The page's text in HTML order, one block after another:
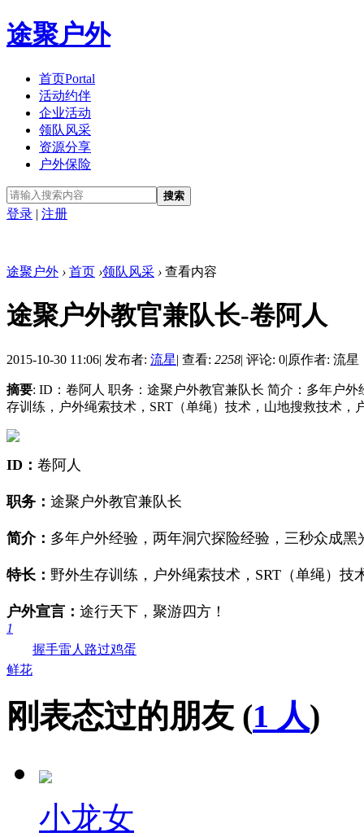
途聚户外
首页Portal
活动约伴
企业活动
领队风采
资源分享
户外保险
搜索
登录 | 注册
途聚户外 › 首页 ›领队风采 › 查看内容
途聚户外教官兼队长-卷阿人
2015-10-30 11:06| 发布者: 流星| 查看: 2258| 评论: 0|原作者: 流星
摘要: ID：卷阿人 职务：途聚户外教官兼队长 简介：多年户
存训练，户外绳索技术，SRT（单绳）技术，山地搜救技术，
ID： 卷阿人
职务： 途聚户外教官兼队长
简介： 多年户外经验，两年洞穴探险经验，三秒众成黑
特长： 野外生存训练，户外绳索技术，SRT（单绳）技
户外宣言： 途行天下，聚游四方！
1
鲜花
握手雷人 路过鸡蛋
刚表态过的朋友 (1 人)
小龙女